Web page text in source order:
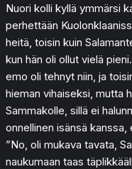
Nuori kolli kyllä ymmärsi
perhettään
heitä, toisin kuin
kun hän oli ollut vielä
emo oli tehnyt niin, ja
hieman vihaiseksi, mutta
Sammakolle, sillä ei
onnellinen isänsä
”No, oli mukava tavata,
naukumaan taas